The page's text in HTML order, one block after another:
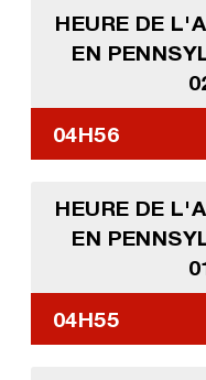
HEURE DE
EN
04H56
HEURE DE
EN
04H55